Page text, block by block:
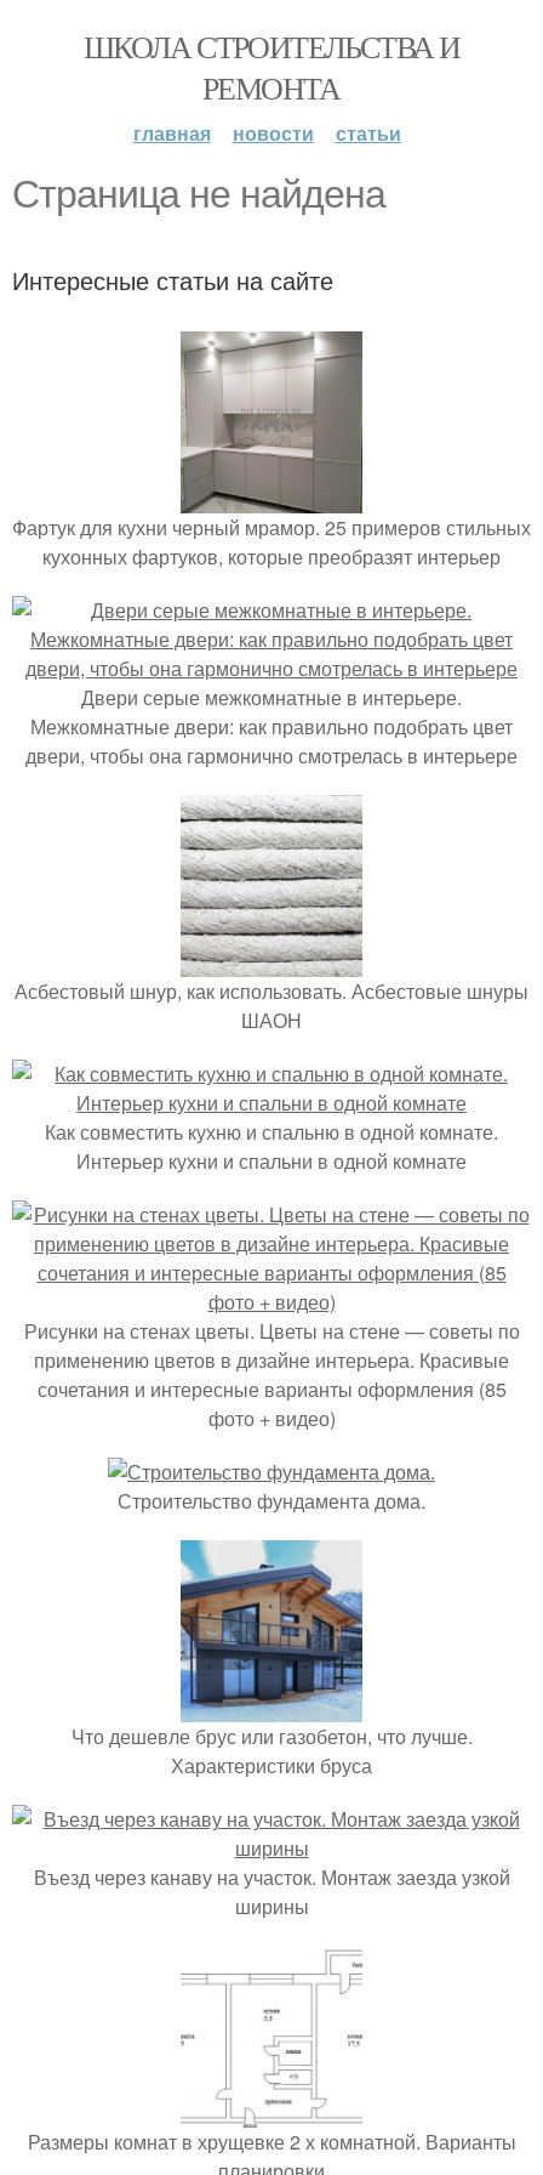
ШКОЛА СТРОИТЕЛЬСТВА И
РЕМОНТА
главная новости статьи
Страница не найдена
Интересные статьи на сайте
Фартук для кухни черный мрамор. 25 примеров стильных
кухонных фартуков, которые преобразят интерьер
Двери серые межкомнатные в интерьере.
Межкомнатные двери: как правильно подобрать цвет
двери, чтобы она гармонично смотрелась в интерьере
Асбестовый шнур, как использовать. Асбестовые шнуры
ШАОН
Как совместить кухню и спальню в одной комнате.
Интерьер кухни и спальни в одной комнате
Рисунки на стенах цветы. Цветы на стене — советы по
применению цветов в дизайне интерьера. Красивые
сочетания и интересные варианты оформления (85
фото + видео)
Строительство фундамента дома.
Что дешевле брус или газобетон, что лучше.
Характеристики бруса
Въезд через канаву на участок. Монтаж заезда узкой
ширины
Размеры комнат в хрущевке 2 х комнатной. Варианты